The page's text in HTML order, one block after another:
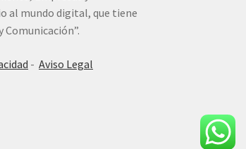
al mundo digital, que tiene
-Aviso Legal